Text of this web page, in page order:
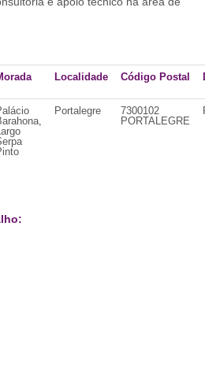
Localidade Código Postal
Portalegre
7300102
PORTALEGRE